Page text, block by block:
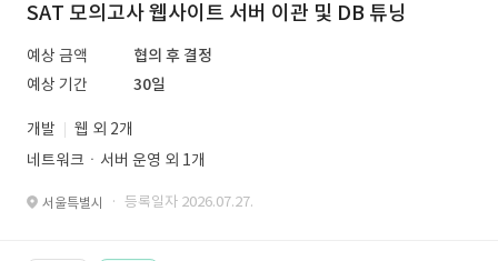
SAT 모의고사 웹사이트 서버 이관 및 DB 튜닝
예상 금액
협의 후 결정
예상 기간
30일
개발
웹 외 2개
네트워크ㆍ서버 운영 외 1개
서울특별시 · 등록일자 2026.07.27.